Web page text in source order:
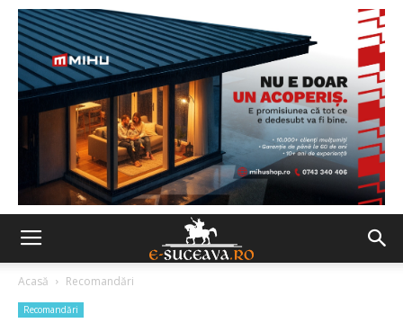
Acasă Recomandări
Recomandări